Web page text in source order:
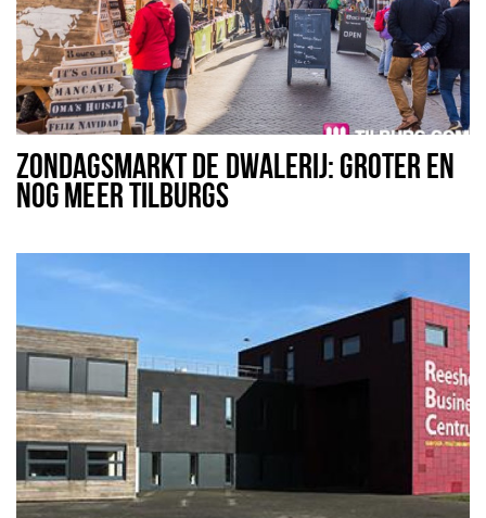
ZONDAGSMARKT DE DWALERIJ: GROTER EN
NOG MEER TILBURGS